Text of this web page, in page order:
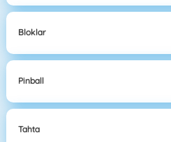
Bloklar
Pinball
Tahta